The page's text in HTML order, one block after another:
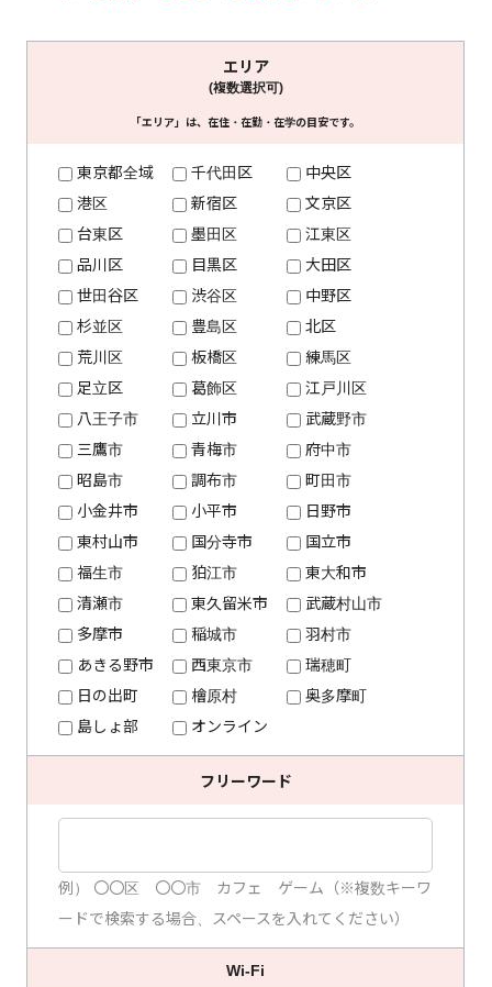
エリア
(複数選択可)
「エリア」は、在住・在勤・在学の目安です。
東京都全域 千代田区
中央区
港区
新宿区
文京区
台東区
墨田区
江東区
品川区
目黒区
大田区
世田谷区
渋谷区
中野区
杉並区
豊島区
北区
荒川区
板橋区
練馬区
足立区
葛飾区
江戸川区
八王子市
立川市
武蔵野市
三鷹市
青梅市
府中市
昭島市
調布市
町田市
小金井市
小平市
日野市
東村山市
国分寺市
国立市
福生市
狛江市
東大和市
清瀬市
東久留米市
武蔵村山市
多摩市
稲城市
羽村市
あきる野市
西東京市
瑞穂町
日の出町
檜原村
奥多摩町
島しょ部
オンライン
フリーワード
ー
ワ
例） 〇〇区 〇〇市 カフェ ゲーム（※複数キーワ
ードで検索する場合、スペースを入れてください）
Wi-Fi